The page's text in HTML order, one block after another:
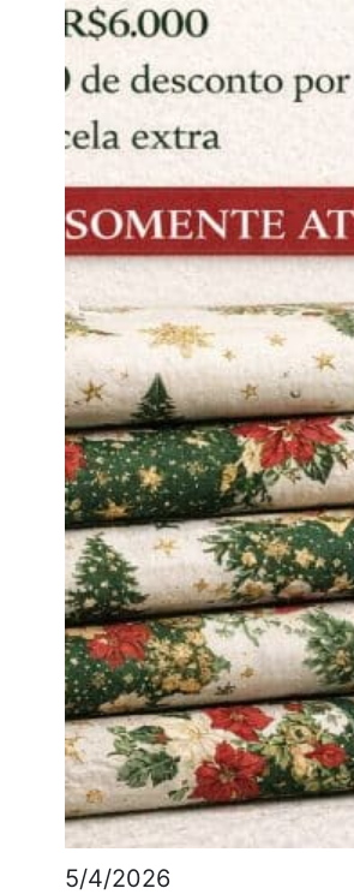
5/4/2026